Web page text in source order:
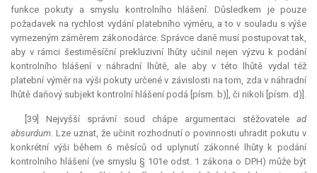
funkce pokuty a smyslu kontrolního hlášení. Důsledkem je pouze
požadavek na rychlost vydání platebního výměru, a to v souladu s výše
vymezeným záměrem zákonodárce. Správce daně musí postupovat tak,
aby v rámci šestiměsíční prekluzivní lhůty učinil nejen výzvu k podání
kontrolního hlášení v náhradní lhůtě, ale aby v této lhůtě vydal též
platební výměr na výši pokuty určené v závislosti na tom, zda v náhradní
lhůtě daňový subjekt kontrolní hlášení podá [písm. b)], či nikoli [písm. d)].
[39] Nejvyšší správní soud chápe argumentaci stěžovatele ad
absurdum. Lze uznat, že učinit rozhodnutí o povinnosti uhradit pokutu v
konkrétní výši během 6 měsíců od uplynutí zákonné lhůty k podání
kontrolního hlášení (ve smyslu § 101e odst. 1 zákona o DPH) může být